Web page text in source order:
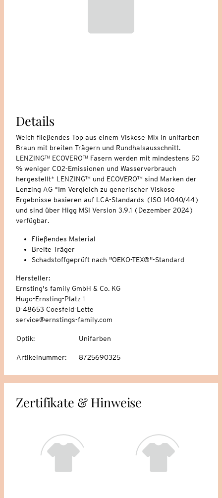
Details
Weich fließendes Top aus einem Viskose-Mix in unifarben
Braun mit breiten Trägern und Rundhalsausschnitt.
LENZING™ ECOVERO™ Fasern werden mit mindestens 50
% weniger CO2-Emissionen und Wasserverbrauch
hergestellt* LENZING™ und ECOVERO™ sind Marken der
Lenzing AG *Im Vergleich zu generischer Viskose
Ergebnisse basieren auf LCA-Standards (ISO 14040/44)
und sind über Higg MSI Version 3.9.1 (Dezember 2024)
verfügbar.
Fließendes Material
Breite Träger
Schadstoffgeprüft nach "OEKO-TEX®"-Standard
Hersteller:
Ernsting's family GmbH & Co. KG
Hugo-Ernsting-Platz 1
D-48653 Coesfeld-Lette
service@ernstings-family.com
Optik: Unifarben
Artikelnummer: 8725690325
Zertifikate & Hinweise